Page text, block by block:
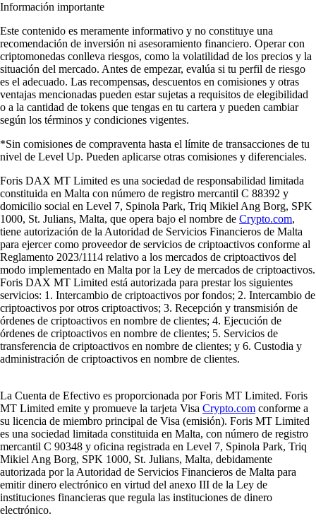
Información importante
Este contenido es meramente informativo y no constituye una
recomendación de inversión ni asesoramiento financiero. Operar con
criptomonedas conlleva riesgos, como la volatilidad de los precios y la
situación del mercado. Antes de empezar, evalúa si tu perfil de riesgo
es el adecuado. Las recompensas, descuentos en comisiones y otras
ventajas mencionadas pueden estar sujetas a requisitos de elegibilidad
o a la cantidad de tokens que tengas en tu cartera y pueden cambiar
según los términos y condiciones vigentes.
*Sin comisiones de compraventa hasta el límite de transacciones de tu
nivel de Level Up. Pueden aplicarse otras comisiones y diferenciales.
Foris DAX MT Limited es una sociedad de responsabilidad limitada
constituida en Malta con número de registro mercantil C 88392 y
domicilio social en Level 7, Spinola Park, Triq Mikiel Ang Borg, SPK
1000, St. Julians, Malta, que opera bajo el nombre de Crypto.com,
tiene autorización de la Autoridad de Servicios Financieros de Malta
para ejercer como proveedor de servicios de criptoactivos conforme al
Reglamento 2023/1114 relativo a los mercados de criptoactivos del
modo implementado en Malta por la Ley de mercados de criptoactivos.
Foris DAX MT Limited está autorizada para prestar los siguientes
servicios: 1. Intercambio de criptoactivos por fondos; 2. Intercambio de
criptoactivos por otros criptoactivos; 3. Recepción y transmisión de
órdenes de criptoactivos en nombre de clientes; 4. Ejecución de
órdenes de criptoactivos en nombre de clientes; 5. Servicios de
transferencia de criptoactivos en nombre de clientes; y 6. Custodia y
administración de criptoactivos en nombre de clientes.
La Cuenta de Efectivo es proporcionada por Foris MT Limited. Foris
MT Limited emite y promueve la tarjeta Visa Crypto.com conforme a
su licencia de miembro principal de Visa (emisión). Foris MT Limited
es una sociedad limitada constituida en Malta, con número de registro
mercantil C 90348 y oficina registrada en Level 7, Spinola Park, Triq
Mikiel Ang Borg, SPK 1000, St. Julians, Malta, debidamente
autorizada por la Autoridad de Servicios Financieros de Malta para
emitir dinero electrónico en virtud del anexo III de la Ley de
instituciones financieras que regula las instituciones de dinero
electrónico.